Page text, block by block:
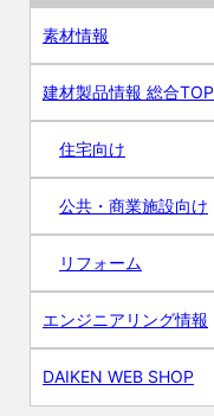
素材情報
建材製品情報 総合TOP
住宅向け
公共・商業施設向け
リフォーム
エンジニアリング情報
DAIKEN WEB SHOP